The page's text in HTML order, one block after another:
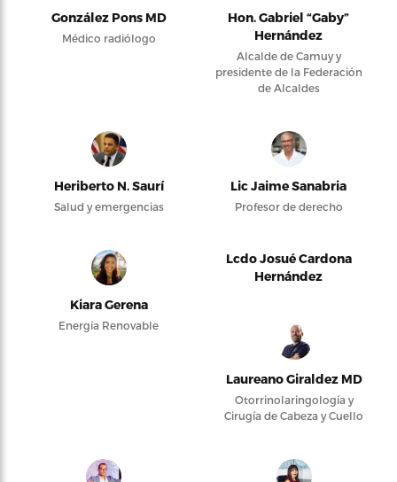
González Pons MD
Médico radiólogo
Hon. Gabriel “Gaby”
Hernández
Alcalde de Camuy y
presidente de la Federación
de Alcaldes
Heriberto N. Saurí
Salud y emergencias
Lic Jaime Sanabria
Profesor de derecho
Kiara Gerena
Energía Renovable
Lcdo Josué Cardona
Hernández
Laureano Giraldez MD
Otorrinolaringología y
Cirugía de Cabeza y Cuello